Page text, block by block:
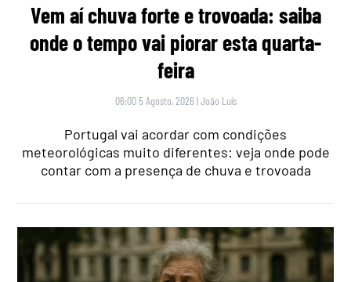
Vem aí chuva forte e trovoada: saiba
onde o tempo vai piorar esta quarta-
feira
06:00 5 Agosto, 2026 |João Luís
Portugal vai acordar com condições
meteorológicas muito diferentes: veja onde pode
contar com a presença de chuva e trovoada